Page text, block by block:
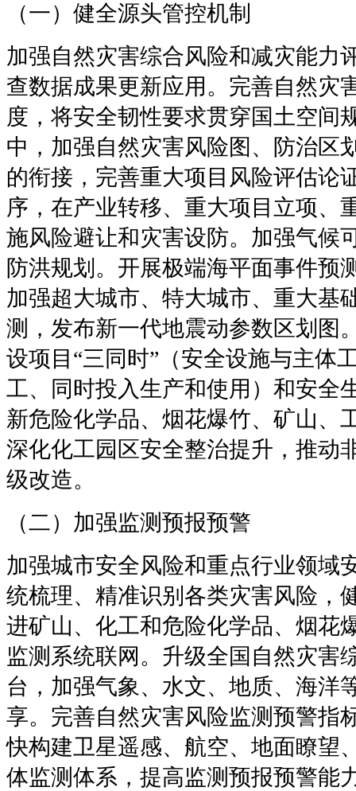
（一）健全源头管控机制
加强自然灾害综合风险和减灾能力
查数据成果更新应用。完善自然灾
度，将安全韧性要求贯穿国土空间
中，加强自然灾害风险图、防治区
的衔接，完善重大项目风险评估论
序，在产业转移、重大项目立项、
施风险避让和灾害设防。加强气候
防洪规划。开展极端海平面事件预
加强超大城市、特大城市、重大基
测，发布新一代地震动参数区划图
设项目“三同时”（安全设施与主体
工、同时投入生产和使用）和安全
新危险化学品、烟花爆竹、矿山、
深化化工园区安全整治提升，推动
级改造。
（二）加强监测预报预警
加强城市安全风险和重点行业领域
统梳理、精准识别各类灾害风险，
进矿山、化工和危险化学品、烟花
监测系统联网。升级全国自然灾害
台，加强气象、水文、地质、海洋
享。完善自然灾害风险监测预警指
快构建卫星遥感、航空、地面瞭望
体监测体系，提高监测预报预警能